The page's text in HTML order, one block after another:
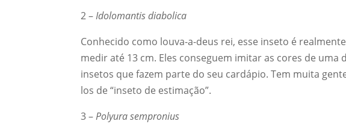
2 –Idolomantis diabolica
Conhecido como louva-a-deus rei, esse inseto é
medir até 13 cm. Eles conseguem imitar as cores de
insetos que fazem parte do seu cardápio. Tem muita
los de “inseto de estimação”.
3 –Polyura sempronius